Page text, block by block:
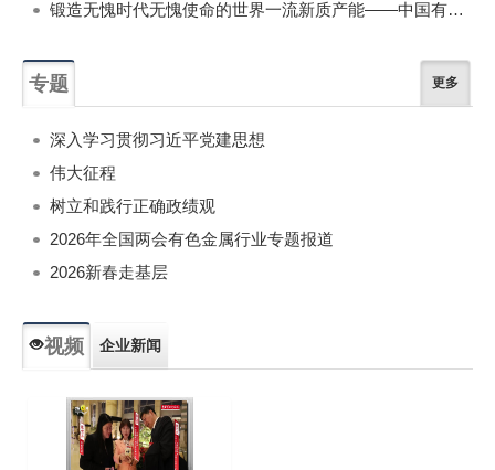
锻造无愧时代无愧使命的世界一流新质产能——中国有色金属工业的战略应对与破局之道（二）
专题 更多
深入学习贯彻习近平党建思想
伟大征程
树立和践行正确政绩观
2026年全国两会有色金属行业专题报道
2026新春走基层
视频 企业新闻